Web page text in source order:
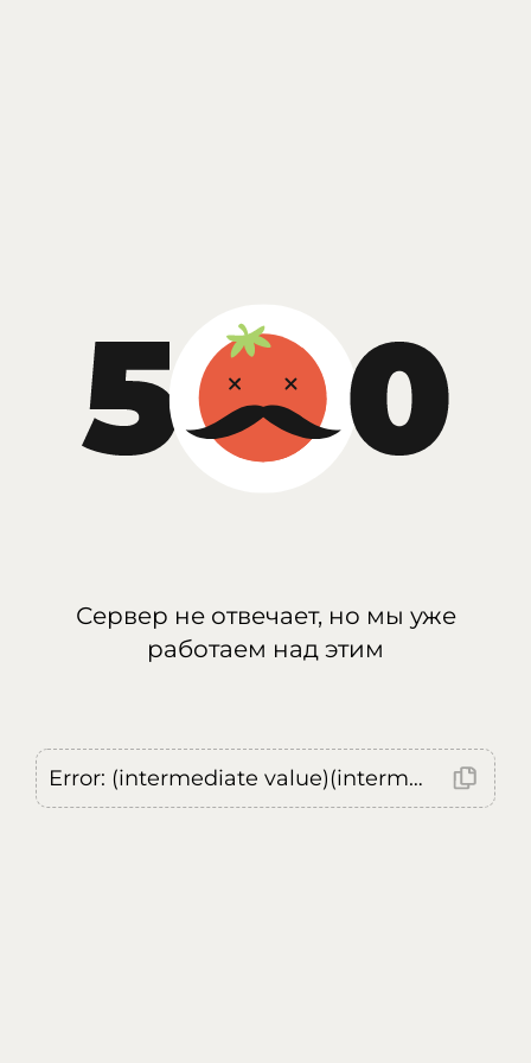
Сервер не отвечает, но мы уже
работаем над этим
Error: (intermediate value)(intermediate value)(intermediate value).replaceAll is not a function